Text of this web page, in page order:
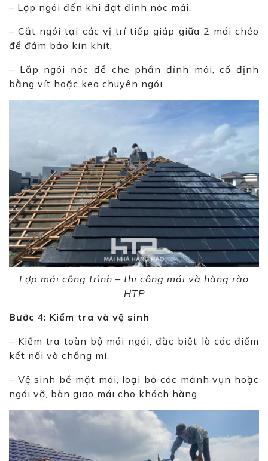
– Lợp ngói đến khi đạt đỉnh nóc mái.
– Cắt ngói tại các vị trí tiếp giáp giữa 2 mái chéo
để đảm bảo kín khít.
– Lắp ngói nóc để che phần đỉnh mái, cố định
bằng vít hoặc keo chuyên ngói.
Lợp mái công trình – thi công mái và hàng rào
HTP
Bước 4: Kiểm tra và vệ sinh
– Kiểm tra toàn bộ mái ngói, đặc biệt là các điểm
kết nối và chồng mí.
– Vệ sinh bề mặt mái, loại bỏ các mảnh vụn hoặc
ngói vỡ, bàn giao mái cho khách hàng.